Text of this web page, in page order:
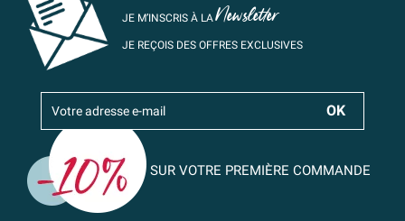
JE M’INSCRIS À LANewsletter
JE REÇOIS DES OFFRES EXCLUSIVES
SUR VOTRE PREMIÈRE COMMANDE